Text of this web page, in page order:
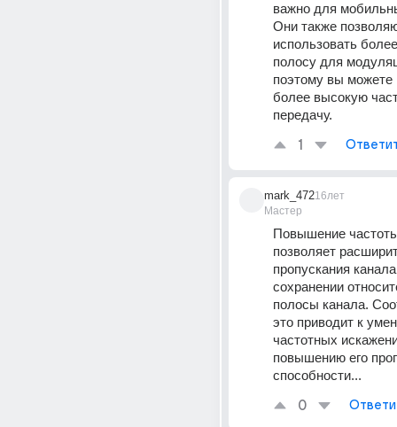
важно для
Они также
использовать
полосу для
поэтому вы можете
более высокую
передачу.
1
mark_472
Мастер
16лет
Повышение
позволяет
пропускания
сохранении
полосы канала.
это приводит к
частотных
повышению его
способности...
0